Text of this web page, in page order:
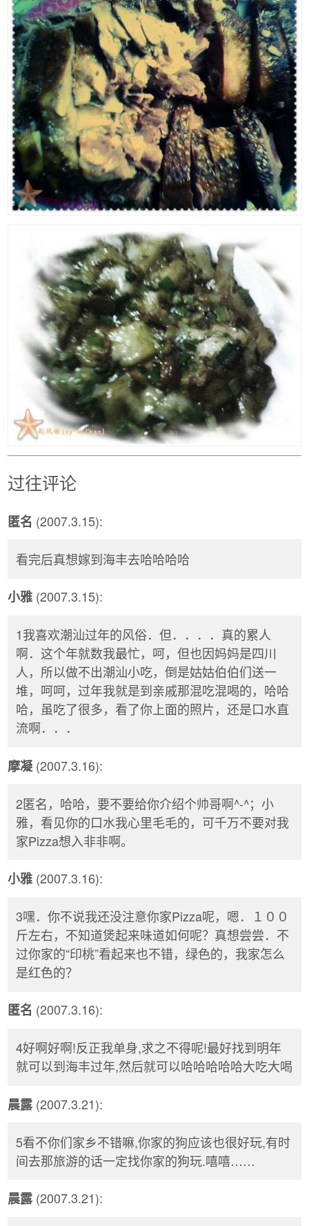
过往评论
匿名 (2007.3.15):
看完后真想嫁到海丰去哈哈哈哈
小雅 (2007.3.15):
1我喜欢潮汕过年的风俗．但．．．．真的累人
啊．这个年就数我最忙，呵，但也因妈妈是四川
人，所以做不出潮汕小吃，倒是姑姑伯伯们送一
堆，呵呵，过年我就是到亲戚那混吃混喝的，哈哈
哈，虽吃了很多，看了你上面的照片，还是口水直
流啊．．．
摩凝 (2007.3.16):
2匿名，哈哈，要不要给你介绍个帅哥啊^-^；小
雅，看见你的口水我心里毛毛的，可千万不要对我
家Pizza想入非非啊。
小雅 (2007.3.16):
3嘿．你不说我还没注意你家Pizza呢，嗯．１００
斤左右，不知道煲起来味道如何呢？真想尝尝．不
过你家的“印桃”看起来也不错，绿色的，我家怎么
是红色的？
匿名 (2007.3.16):
4好啊好啊!反正我单身,求之不得呢!最好找到明年
就可以到海丰过年,然后就可以哈哈哈哈哈大吃大喝
晨露(2007.3.21):
5看不你们家乡不错嘛,你家的狗应该也很好玩,有时
间去那旅游的话一定找你家的狗玩.嘻嘻……
晨露(2007.3.21):